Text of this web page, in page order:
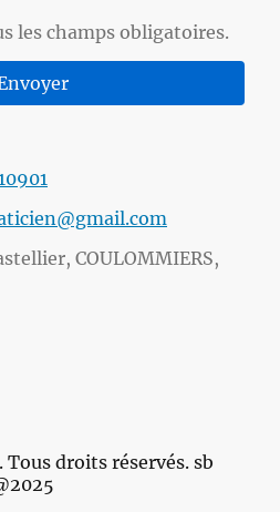
les champs obligatoires.
COULOMMIERS,
droits réservés. sb